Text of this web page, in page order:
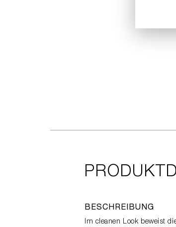
BESCHREIBUNG
Im cleanen Look beweist